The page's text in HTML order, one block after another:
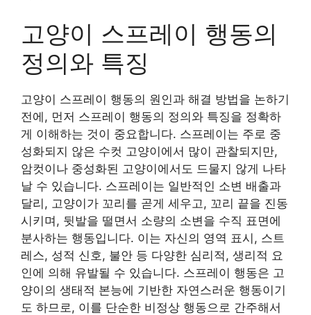
고양이 스프레이 행동의
정의와 특징
고양이 스프레이 행동의 원인과 해결 방법을 논하기
전에, 먼저 스프레이 행동의 정의와 특징을 정확하
게 이해하는 것이 중요합니다. 스프레이는 주로 중
성화되지 않은 수컷 고양이에서 많이 관찰되지만,
암컷이나 중성화된 고양이에서도 드물지 않게 나타
날 수 있습니다. 스프레이는 일반적인 소변 배출과
달리, 고양이가 꼬리를 곧게 세우고, 꼬리 끝을 진동
시키며, 뒷발을 떨면서 소량의 소변을 수직 표면에
분사하는 행동입니다. 이는 자신의 영역 표시, 스트
레스, 성적 신호, 불안 등 다양한 심리적, 생리적 요
인에 의해 유발될 수 있습니다. 스프레이 행동은 고
양이의 생태적 본능에 기반한 자연스러운 행동이기
도 하므로, 이를 단순한 비정상 행동으로 간주해서